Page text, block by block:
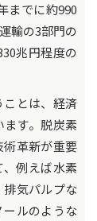
までに約990
輸の3部門の
兆円程度の
とは、経済
す。脱炭素
革新が重要
例えば水素
気パルプな
ールのような